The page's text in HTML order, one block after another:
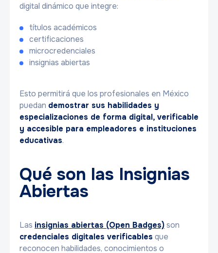
digital dinámico que integre:
títulos académicos
certificaciones
microcredenciales
insignias abiertas
Esto permitirá que los profesionales en México
puedan demostrar sus habilidades y
especializaciones de forma digital, verificable
y accesible para empleadores e instituciones
educativas.
Qué son las Insignias
Abiertas
Las insignias abiertas (Open Badges)son
credenciales digitales verificables que
reconocen habilidades, conocimientos o